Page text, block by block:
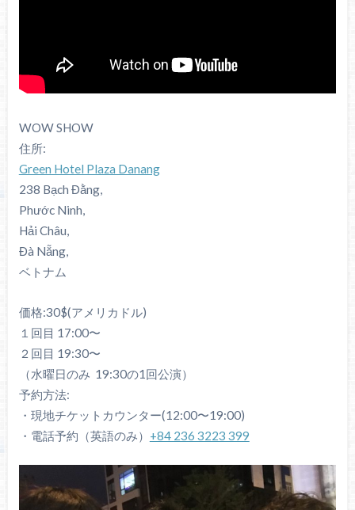
WOW SHOW
住所:
Green Hotel Plaza Danang
238 Bạch Đằng,
Phước Ninh,
Hải Châu,
Đà Nẵng,
ベトナム
価格:30$(アメリカドル)
１回目 17:00〜
２回目 19:30〜
（水曜日のみ 19:30の1回公演）
予約方法:
・現地チケットカウンター(12:00〜19:00)
・電話予約（英語のみ） +84 236 3223 399